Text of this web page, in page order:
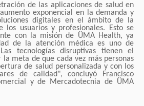
de las aplicaciones de salud en
exponencial en la demanda y
digitales en el ámbito de la
los usuarios y profesionales. Esto se
con la misión de ÜMA Health, ya
de la atención médica es uno de
tecnologías disruptivas tienen el
meta de que cada vez más personas
de salud personalizada y con los
de calidad", concluyó Francisco
y de Mercadotecnia de ÜMA